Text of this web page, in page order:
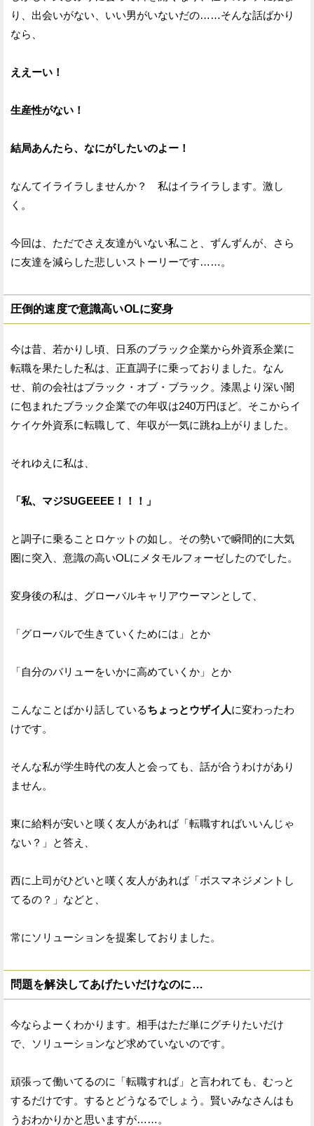
り、出会いがない、いい男がいないだの……そんな話ばかり
なら、
ええーい！
生産性がない！
結局あんたら、なにがしたいのよー！
なんてイライラしませんか？ 私はイライラします。激し
く。
今回は、ただでさえ友達がいない私こと、ずんずんが、さら
に友達を減らした悲しいストーリーです……。
圧倒的速度で意識高いOLに変身
今は昔、若かりし頃、日系のブラック企業から外資系企業に
転職を果たした私は、正直調子に乗っておりました。なん
せ、前の会社はブラック・オブ・ブラック。漆黒より深い闇
に包まれたブラック企業での年収は240万円ほど。そこからイ
ケイケ外資系に転職して、年収が一気に跳ね上がりました。
それゆえに私は、
「私、マジSUGEEEE！！！」
と調子に乗ることロケットの如し。その勢いで瞬間的に大気
圏に突入、意識の高いOLにメタモルフォーゼしたのでした。
変身後の私は、グローバルキャリアウーマンとして、
「グローバルで生きていくためには」とか
「自分のバリューをいかに高めていくか」とか
こんなことばかり話しているちょっとウザイ人に変わったわ
けです。
そんな私が学生時代の友人と会っても、話が合うわけがあり
ません。
東に給料が安いと嘆く友人があれば「転職すればいいんじゃ
ない？」と答え、
西に上司がひどいと嘆く友人があれば「ボスマネジメントし
てるの？」などと、
常にソリューションを提案しておりました。
問題を解決してあげたいだけなのに…
今ならよーくわかります。相手はただ単にグチりたいだけ
で、ソリューションなど求めていないのです。
頑張って働いてるのに「転職すれば」と言われても、むっと
するだけです。するとどうなるでしょう。賢いみなさんはも
うおわかりかと思いますが……。